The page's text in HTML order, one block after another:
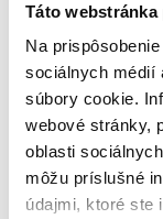
Táto
Na
sociálnych médií
súbory cookie.
webové stránky,
oblasti
môžu príslušné
údajmi, ktoré ste
Ikonická kvalita,
navrhnuté tak, aby
najnáročnejších
Trapping
menej výrazný, čo
salóne aj doma –
Výživa a ochrana
- Vylepšené